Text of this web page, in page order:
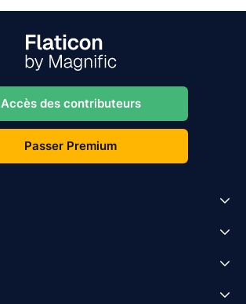
Accès des contributeurs
Passer Premium